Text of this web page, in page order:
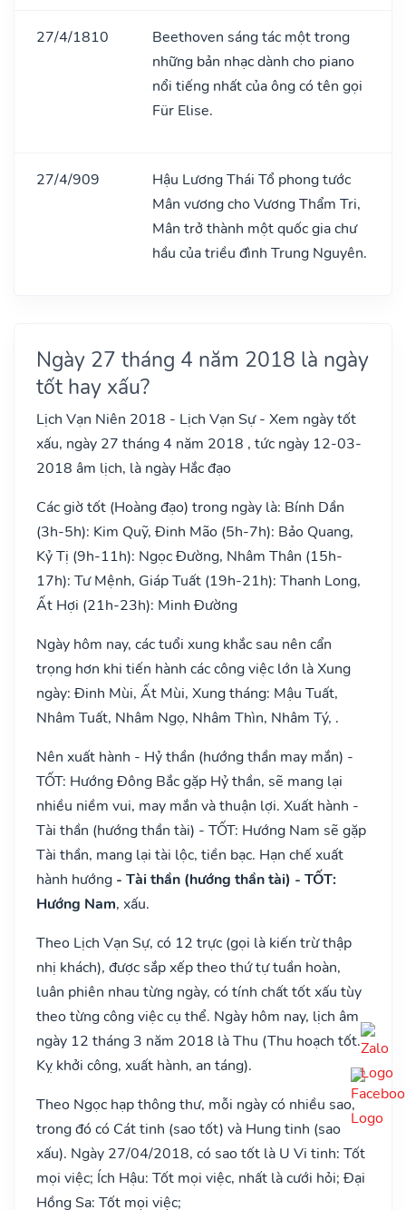
27/4/1810
Beethoven sáng tác một trong
những bản nhạc dành cho piano
nổi tiếng nhất của ông có tên gọi
Für Elise.
27/4/909
Hậu Lương Thái Tổ phong tước
Mân vương cho Vương Thẩm Tri,
Mân trở thành một quốc gia chư
hầu của triều đình Trung Nguyên.
Ngày 27 tháng 4 năm 2018 là ngày
tốt hay xấu?
Lịch Vạn Niên 2018 - Lịch Vạn Sự - Xem ngày tốt
xấu, ngày 27 tháng 4 năm 2018 , tức ngày 12-03-
2018 âm lịch, là ngày Hắc đạo
Các giờ tốt (Hoàng đạo) trong ngày là: Bính Dần
(3h-5h): Kim Quỹ, Đinh Mão (5h-7h): Bảo Quang,
Kỷ Tị (9h-11h): Ngọc Đường, Nhâm Thân (15h-
17h): Tư Mệnh, Giáp Tuất (19h-21h): Thanh Long,
Ất Hợi (21h-23h): Minh Đường
Ngày hôm nay, các tuổi xung khắc sau nên cẩn
trọng hơn khi tiến hành các công việc lớn là Xung
ngày: Đinh Mùi, Ất Mùi, Xung tháng: Mậu Tuất,
Nhâm Tuất, Nhâm Ngọ, Nhâm Thìn, Nhâm Tý, .
Nên xuất hành - Hỷ thần (hướng thần may mắn) -
TỐT: Hướng Đông Bắc gặp Hỷ thần, sẽ mang lại
nhiều niềm vui, may mắn và thuận lợi. Xuất hành -
Tài thần (hướng thần tài) - TỐT: Hướng Nam sẽ gặp
Tài thần, mang lại tài lộc, tiền bạc. Hạn chế xuất
hành hướng - Tài thần (hướng thần tài) - TỐT:
Hướng Nam, xấu.
Theo Lịch Vạn Sự, có 12 trực (gọi là kiến trừ thập
nhị khách), được sắp xếp theo thứ tự tuần hoàn,
luân phiên nhau từng ngày, có tính chất tốt xấu tùy
theo từng công việc cụ thể. Ngày hôm nay, lịch âm
ngày 12 tháng 3 năm 2018 là Thu (Thu hoạch tốt.
Kỵ khởi công, xuất hành, an táng).
Theo Ngọc hạp thông thư, mỗi ngày có nhiều sao,
trong đó có Cát tinh (sao tốt) và Hung tinh (sao
xấu). Ngày 27/04/2018, có sao tốt là U Vi tinh: Tốt
mọi việc; Ích Hậu: Tốt mọi việc, nhất là cưới hỏi; Đại
Hồng Sa: Tốt mọi việc;